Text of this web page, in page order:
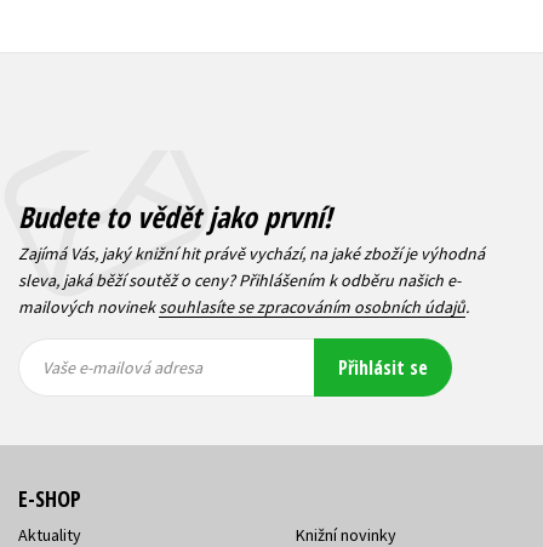
Budete to vědět jako první!
Zajímá Vás, jaký knižní hit právě vychází, na jaké zboží je výhodná
sleva, jaká běží soutěž o ceny? Přihlášením k odběru našich e-
mailových novineksouhlasíte se zpracováním osobních údajů.
mailová
mailová
Vaše e-mailová adresa Přihlásit se
E-SHOP
Aktuality
Knižní novinky